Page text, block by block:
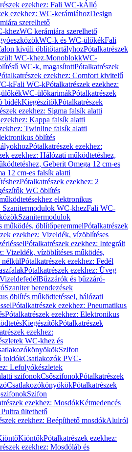
ezekhez: Fali WC-kÁlló
ezekhez: WC-kerámiáhozDesign
szerelhető
khezWC kerámiára szerelhető
WC-k és WC-ülőkékFali
kívüli öblítőtartályhozPótalkatrészek
WC-khez.MonoblokkWC-
WC-k, magasítottPótalkatrészek
ezekhez: Comfort kivitelű
kFali WC-kPótalkatrészek ezekhez:
ülőkékWC-ülőkarimákPótalkatrészek
bidékKiegészítőkPótalkatrészek
ezekhez: Sigma falsík alatti
Kappa falsík alatti
Twinline falsík alatti
öblítés
Pótalkatrészek ezekhez:
ezekhez: Hálózati működtetéshez,
Geberit Omega 12 cm-es
12 cm-es falsík alatti
Pótalkatrészek ezekhez: 2
WC öblítés
elektronikus
Szanitermodulok WC-khezFali WC-
Szanitermodulok
működés, öblítőperemmelPótalkatrészek
ezekhez: Vizeldék, vízöblítéses
Pótalkatrészek ezekhez: Integrált
Vizeldék, vízöblítéses működés,
nélkülPótalkatrészek ezekhez: Fedél
Pótalkatrészek ezekhez: Üveg
VizeldefedélBűzzárók és bűzzáró-
Szaniter berendezések
öblítés működtetéssel, hálózati
Pótalkatrészek ezekhez: Pneumatikus
Pótalkatrészek ezekhez: Elektronikus
KiegészítőkPótalkatrészek
ezekhez:
WC-khez és
Szifon
toldókCsatlakozók PVC-
Lefolyókészletek
szifonokCsőszifonokPótalkatrészek
CsatlakozókönyökökPótalkatrészek
Szifon
ezekhez: MosdókKétmedencés
ültethető
ezekhez: Beépíthető mosdókAlulról
KiöntőkPótalkatrészek ezekhez:
ezekhez: Mosdóláb és